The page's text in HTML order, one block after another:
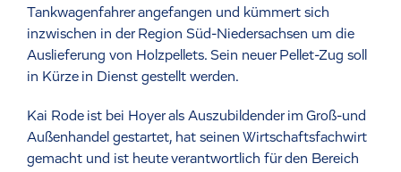
Tankwagenfahrer angefangen und kümmert sich
inzwischen in der Region Süd-Niedersachsen um die
Auslieferung von Holzpellets. Sein neuer Pellet-Zug soll
in Kürze in Dienst gestellt werden.
Kai Rode ist bei Hoyer als Auszubildender im Groß-und
Außenhandel gestartet, hat seinen Wirtschaftsfachwirt
gemacht und ist heute verantwortlich für den Bereich